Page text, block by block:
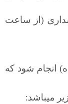
(از ساعت
انجام شود که
مي­باشد: